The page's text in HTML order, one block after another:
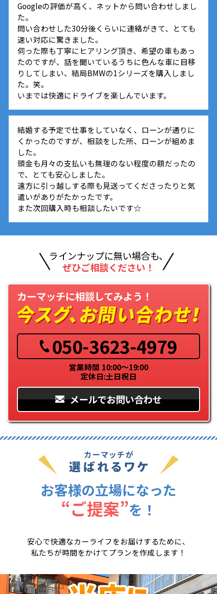
Googleの評価が高く、ネットから問い合わせしまし
た。
問い合わせした30分後くらいに連絡がきて、とても
速い対応に驚きました。
伺った際も丁寧にヒアリング頂き、希望の車もあっ
たのですが、話を聞いているうちに色んな車に目移
りしてしまい、結局BMWの1シリーズを購入しまし
た。笑。
いまでは快適にドライブを楽しんでいます。
結婚する予定で仕事をしていなく、ローンが通りに
くかったのですが、相談をした所、ローンが組めま
した。
頭金も月々の支払いも無理のない程度の額だったの
で、とても安心しました。
遠方に引っ越しする際も見送ってくださったりと気
遣いがありがたかったです。
また次回購入時も相談したいです☆
ラインナップに無い場合も、
ぜひご相談ください！
カーマッチに相談してみよう！
050-3623-4979
営業時間 10:00～19:00
定休日:土日祝日
メールでお問い合わせ
お客様の立場になった
“ご提案”を ！
安心で快適なカーライフをお届けするために、
私たちが時間をかけてプランを作成します！